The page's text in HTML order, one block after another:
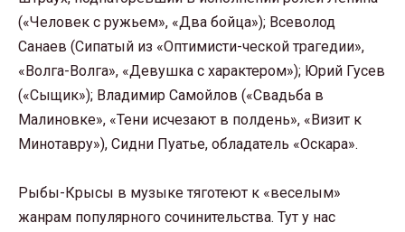
(«Человек с ружьем», «Два бойца»); Всеволод
Санаев (Сипатый из «Оптимисти-ческой трагедии»,
«Волга-Волга», «Девушка с характером»); Юрий Гусев
(«Сыщик»); Владимир Самойлов («Свадьба в
Малиновке», «Тени исчезают в полдень», «Визит к
Минотавру»), Сидни Пуатье, обладатель «Оскара».
Рыбы-Крысы в музыке тяготеют к «веселым»
жанрам популярного сочинительства. Тут у нас